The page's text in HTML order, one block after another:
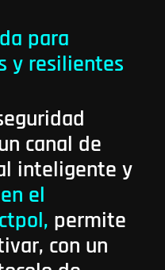
para
y resilientes
canal de
inteligente y
el
permite
con un